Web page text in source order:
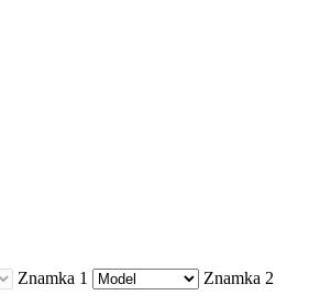
Znamka 1 Znamka 2